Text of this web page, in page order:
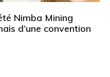
Nimba Mining
d’une convention